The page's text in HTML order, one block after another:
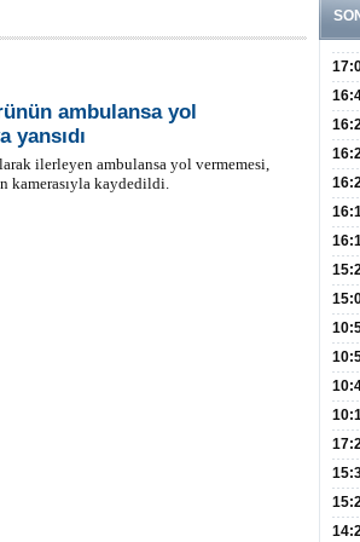
ambulansa yol
yansıdı
ilerleyen ambulansa yol vermemesi,
kamerasıyla kaydedildi.
300